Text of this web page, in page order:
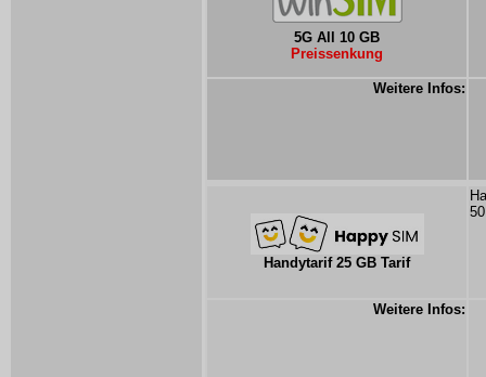
5G All 10 GB
Preissenkung
Weitere Infos:
Handytarif 25 GB Tarif
Weitere Infos: